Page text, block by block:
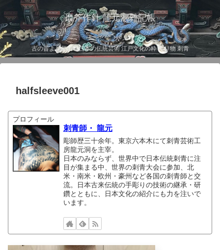
磨斧作針 龍元洞雑記帳
古の昔より伝わる日本の伝統芸術 江戸文化の粋 彫り物 刺青
halfsleeve001
プロフィール
刺青師・ 龍元
彫師歴三十余年。東京六本木にて刺青芸術工
房龍元洞を主宰。
日本のみならず、世界中で日本伝統刺青に注
目が集まる中、世界の刺青大会に参加、北
米・南米・欧州・豪州など各国の刺青師と交
流。日本古来伝統の手彫りの技術の継承・研
鑽とともに、日本文化の紹介にも力を注いで
います。